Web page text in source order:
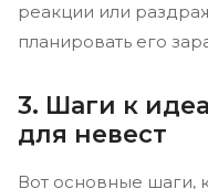
реакции или
планировать его
3. Шаги к
для невест
Вот основные шаги,